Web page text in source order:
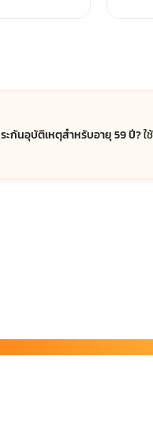
ะกันอุบัติเหตุสำหรับอายุ 59 ปี?ใ